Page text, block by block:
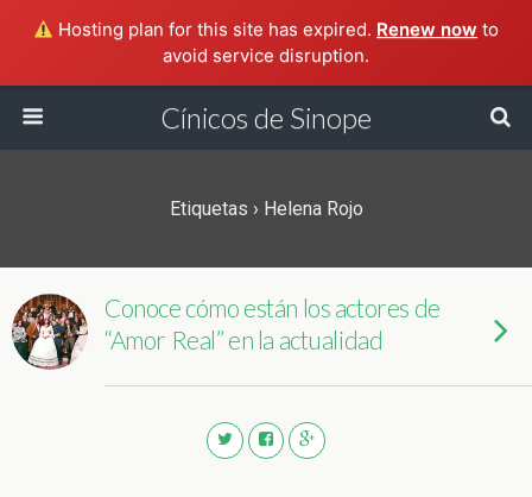
Hosting plan for this site has expired. Renew now to
avoid service disruption.
Cínicos de Sinope
Etiquetas › Helena Rojo
Conoce cómo están los actores de
“Amor Real” en la actualidad